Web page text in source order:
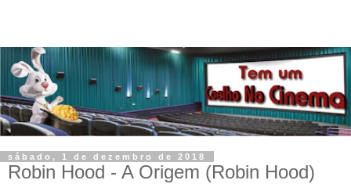
sábado, 1 de dezembro de 2018
Robin Hood - A Origem (Robin Hood)